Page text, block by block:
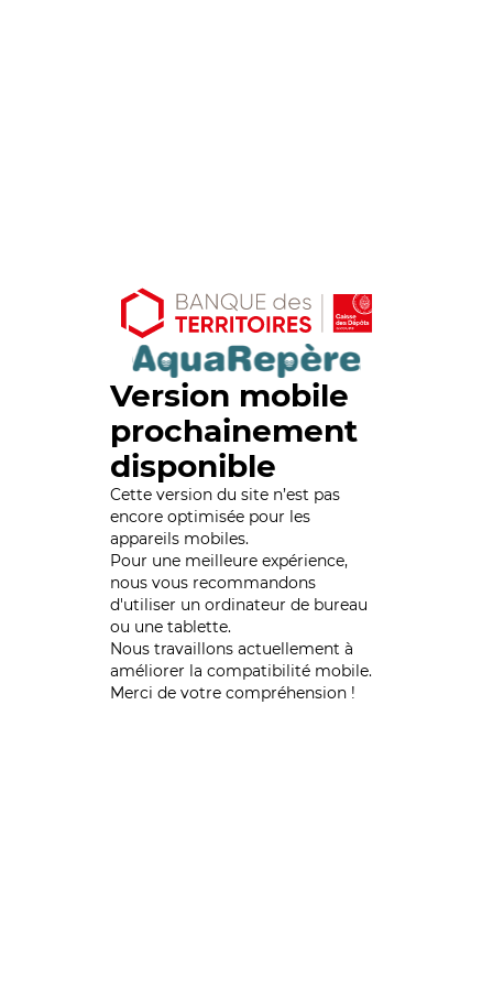
Version mobile
prochainement
disponible
Cette version du site n’est pas
encore optimisée pour les
appareils mobiles.
Pour une meilleure expérience,
nous vous recommandons
d'utiliser un ordinateur de bureau
ou une tablette.
Nous travaillons actuellement à
améliorer la compatibilité mobile.
Merci de votre compréhension !